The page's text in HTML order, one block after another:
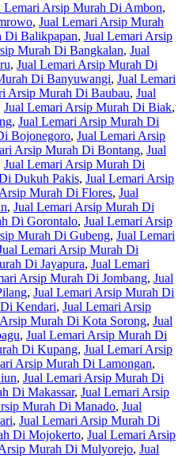
Lemari Arsip Murah Di Ambon,
, Jual Lemari Arsip Murah
Di Balikpapan, Jual Lemari Arsip
Murah Di Bangkalan, Jual
, Jual Lemari Arsip Murah Di
Di Banyuwangi, Jual Lemari
Arsip Murah Di Baubau, Jual
Jual Lemari Arsip Murah Di Biak,
, Jual Lemari Arsip Murah Di
Bojonegoro, Jual Lemari Arsip
Arsip Murah Di Bontang, Jual
Jual Lemari Arsip Murah Di
Dukuh Pakis, Jual Lemari Arsip
Murah Di Flores, Jual
, Jual Lemari Arsip Murah Di
Di Gorontalo, Jual Lemari Arsip
Murah Di Gubeng, Jual Lemari
Lemari Arsip Murah Di
Di Jayapura, Jual Lemari
Arsip Murah Di Jombang, Jual
, Jual Lemari Arsip Murah Di
Kendari, Jual Lemari Arsip
Murah Di Kota Sorong, Jual
, Jual Lemari Arsip Murah Di
Di Kupang, Jual Lemari Arsip
Arsip Murah Di Lamongan,
, Jual Lemari Arsip Murah Di
Di Makassar, Jual Lemari Arsip
Murah Di Manado, Jual
, Jual Lemari Arsip Murah Di
Di Mojokerto, Jual Lemari Arsip
Murah Di Mulyorejo, Jual